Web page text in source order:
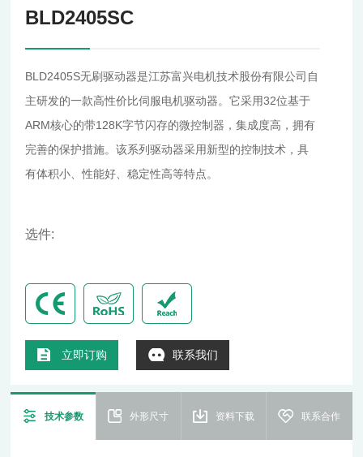
BLD2405SC
BLD2405S无刷驱动器是江苏富兴电机技术股份有限公司自
主研发的一款高性价比伺服电机驱动器。它采用32位基于
ARM核心的带128K字节闪存的微控制器，集成度高，拥有
完善的保护措施。该系列驱动器采用新型的控制技术，具
有体积小、性能好、稳定性高等特点。
选件:
立即订购 联系我们
技术参数 外形尺寸 资料下载 联系合作